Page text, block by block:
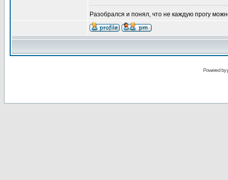
Разобрался и понял, что не каждую прогу
Powered by